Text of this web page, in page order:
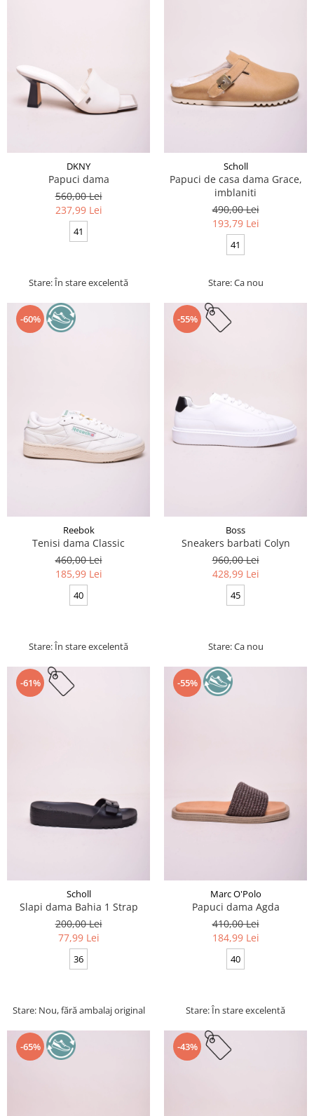
DKNY
Papuci dama
560,00 Lei
237,99 Lei
41
Stare: În stare excelentă
Scholl
Papuci de casa dama Grace,
imblaniti
490,00 Lei
193,79 Lei
41
Stare: Ca nou
-60%
Reebok
Tenisi dama Classic
460,00 Lei
185,99 Lei
40
Stare: În stare excelentă
-55%
Boss
Sneakers barbati Colyn
960,00 Lei
428,99 Lei
45
Stare: Ca nou
-61%
Scholl
Slapi dama Bahia 1 Strap
200,00 Lei
77,99 Lei
36
Stare: Nou, fără ambalaj original
-55%
Marc O'Polo
Papuci dama Agda
410,00 Lei
184,99 Lei
40
Stare: În stare excelentă
-65% -43%